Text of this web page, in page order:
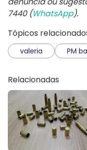
7440 (WhatsApp).
Tópicos
valeria PM
Relacionadas